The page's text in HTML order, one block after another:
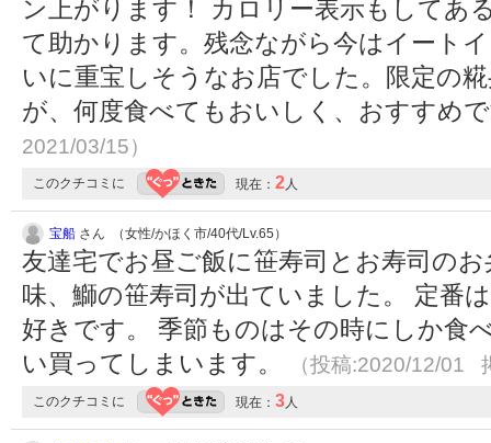
ン上がります！ カロリー表示もしてあ
て助かります。残念ながら今はイート
いに重宝しそうなお店でした。限定の
が、何度食べてもおいしく、おすすめ
2021/03/15）
このクチコミに 現在： 2人
宝船 さん （女性/かほく市/40代/Lv.65）
友達宅でお昼ご飯に笹寿司とお寿司の
味、鰤の笹寿司が出ていました。 定番
好きです。 季節ものはその時にしか食
い買ってしまいます。
（投稿:2020/12/01
このクチコミに 現在： 3人